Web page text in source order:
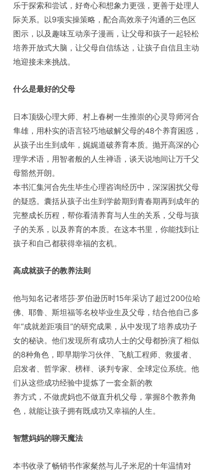
乐于探索和尝试，好奇心和想象力更强，更善于处理人
际关系。以9项实操策略，配合高效亲子沟通的三色区
图示，以及趣味互动亲子漫画，让父母和孩子一起轻松
培养开放式大脑，让父母自信练达，让孩子自信且主动
地迎接未来挑战。
什么是最好的父母
日本顶级心理大师、村上春树一生推崇的心灵导师河合
隼雄，用朴实的语言轻巧地破解父母的48个养育困惑，
从孩子出生到成年，娓娓道破养育本质。抛开高深的心
理学术语，用智者般的人生禅语，谈天说地间让万千父
母豁然开朗。
本书汇集河合先生毕生心理咨询经历中，深深困扰父母
的疑惑。囊括从孩子出生到学龄期到青春期再到成年的
完整成长历程，帮你看清养育与人生的关系，父母与孩
子的关系，以及养育的本质。在这本书里，你能找到让
孩子和自己都获得幸福的玄机。
高成就孩子的教养法则
他与知名记者塔莎·罗伯逊历时15年采访了超过200位哈
佛、耶鲁、斯坦福等名校毕业生及父母，结合他自己多
年“成就差距项目”的研究成果，从中发现了培养成功子
女的秘诀。他们发现所有成功人士的父母都扮演了相似
的8种角色，即早期学习伙伴、飞航工程师、救援者、
启发者、哲学家、榜样、谈判专家、全球定位系统。他
们从这些成功经验中提炼了一套全新的教
养方式，不做虎妈也不做直升机父母，掌握8个教养角
色，就能让孩子拥有既成功又幸福的人生。
智慧妈妈的聊天魔法
本书收录了畅销书作家粲然与儿子米尼的十年温情对